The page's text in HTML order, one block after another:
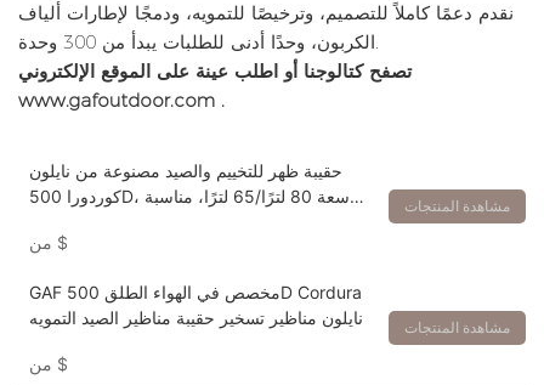
نقدم دعمًا كاملاً للتصميم، وترخيصًا للتمويه، ودمجًا لإطارات ألياف
الكربون، وحدًا أدنى للطلبات يبدأ من 300 وحدة.
تصفح كتالوجنا أو اطلب عينة على الموقع الإلكتروني
www.gafoutdoor.com .
حقيبة ظهر للتخييم والصيد مصنوعة من نايلون
كوردورا 500D، سعة 80 لترًا/65 لترًا، مناسبة
$
مشاهدة المنتجات
GAF مخصص في الهواء الطلق 500D Cordura
نايلون مناظير تسخير حقيبة مناظير الصيد التمويه
$
مشاهدة المنتجات